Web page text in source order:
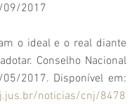
09/2017
o ideal e o real diante
Conselho Nacional
noticias/cnj/8478